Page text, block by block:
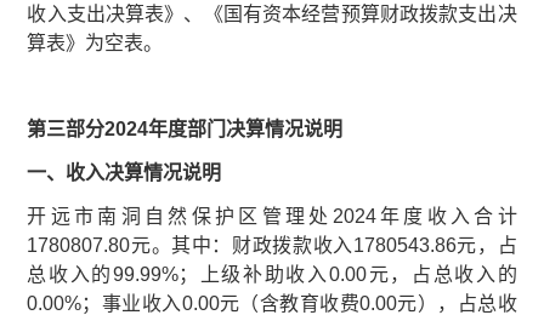
收入支出决算表》、《国有资本经营预算财政拨款支出决
算表》为空表。
第三部分2024年度部门决算情况说明
一、收入决算情况说明
开远市南洞自然保护区管理处2024年度收入合计
1780807.80元。其中：财政拨款收入1780543.86元，占
总收入的99.99%；上级补助收入0.00元，占总收入的
0.00%；事业收入0.00元（含教育收费0.00元），占总收